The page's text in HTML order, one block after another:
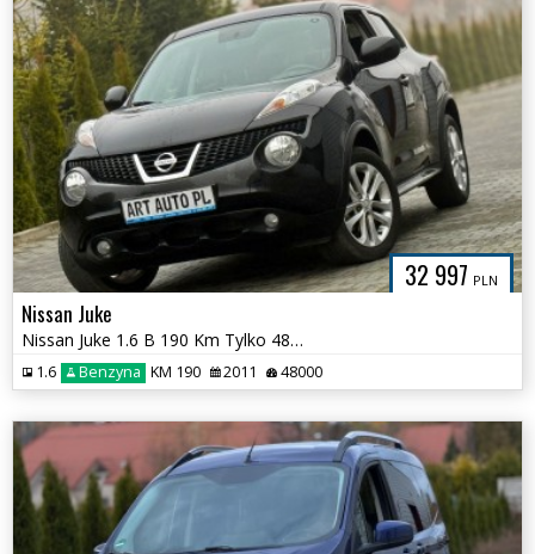
32 997 PLN
Nissan Juke
Nissan Juke 1.6 B 190 Km Tylko 48ooo km Pełna historia
1.6 Benzyna KM 190 2011 48000